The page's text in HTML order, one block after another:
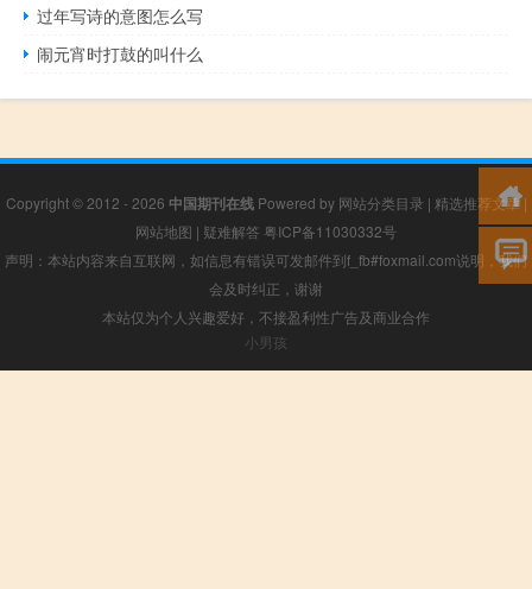
过年写诗的意图怎么写
闹元宵时打鼓的叫什么
Copyright © 2012 - 2026 中国期刊在线Powered by 网站分类目录 | 精选推荐文章|
网站地图 | 疑难解答 粤ICP备11030332号
声明：本站内容来自互联网，如信息有错误可发邮件到f_fb#foxmail.com说明，我们
会及时纠正，谢谢
本站仅为个人兴趣爱好，不接盈利性广告及商业合作
小男孩